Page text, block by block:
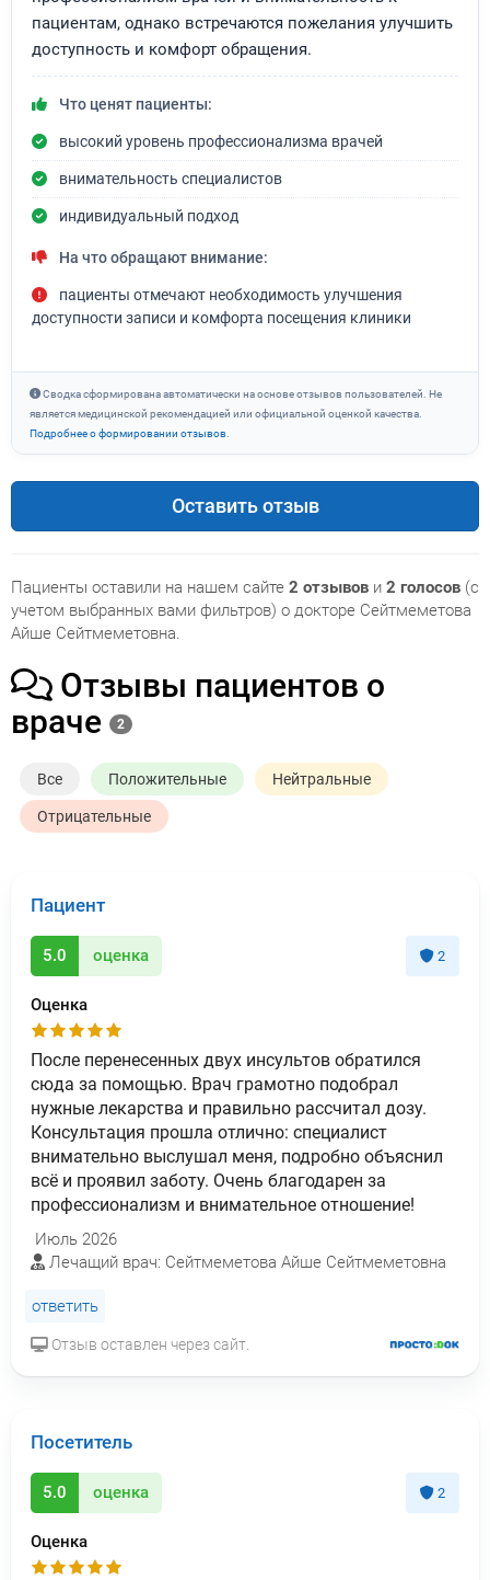
пациентам, однако встречаются пожелания улучшить
доступность и комфорт обращения.
Что ценят пациенты:
высокий уровень профессионализма врачей
внимательность специалистов
индивидуальный подход
На что обращают внимание:
пациенты отмечают необходимость улучшения
доступности записи и комфорта посещения клиники
Сводка сформирована автоматически на основе отзывов пользователей. Не
является медицинской рекомендацией или официальной оценкой качества.
Подробнее о формировании отзывов
Оставить отзыв
Пациенты оставили на нашем сайте 2 отзывов и 2 голосов (с
учетом выбранных вами фильтров) о докторе Сейтмеметова
Айше Сейтмеметовна.
Отзывы пациентов о
враче
2
Все Положительные Нейтральные
Отрицательные
Пациент
5.0 оценка 2
Оценка
После перенесенных двух инсультов обратился
сюда за помощью. Врач грамотно подобрал
нужные лекарства и правильно рассчитал дозу.
Консультация прошла отлично: специалист
внимательно выслушал меня, подробно объяснил
всё и проявил заботу. Очень благодарен за
профессионализм и внимательное отношение!
Июль 2026
Лечащий врач: Сейтмеметова Айше Сейтмеметовна
ответить
Отзыв оставлен через сайт.
Посетитель
5.0 оценка 2
Оценка